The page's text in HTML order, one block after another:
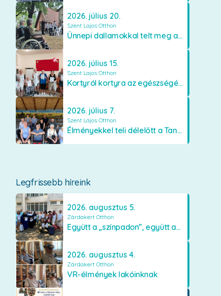
2026. július 20.
Szent Lajos Otthon
Ünnepi dallamokkal telt meg a Szent Lajos Otthon
2026. július 15.
Szent Lajos Otthon
Kortyról kortyra az egészségért!
2026. július 7.
Szent Lajos Otthon
Élményekkel teli délelőtt a Tanyacsárdában
Legfrissebb híreink
2026. augusztus 5.
Zárdakert Otthon
Együtt a „színpadon”, együtt az élményekért 🎭✨
2026. augusztus 4.
Zárdakert Otthon
VR-élmények lakóinknak